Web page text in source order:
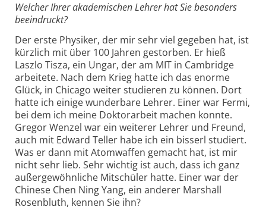
Welcher Ihrer akademischen Lehrer hat Sie besonders
be­eindruckt?
Der erste Physiker, der mir sehr viel gegeben hat, ist
kürzlich mit über 100 Jahren gestorben. Er hieß
Laszlo Tisza, ein Ungar, der am MIT in Cambridge
arbeitete. Nach dem Krieg hatte ich das enorme
Glück, in Chicago weiter studieren zu können. Dort
hatte ich einige wunderbare Lehrer. Einer war Fermi,
bei dem ich meine Doktorarbeit machen konnte.
Gregor Wenzel war ein weiterer Lehrer und Freund,
auch mit Edward Teller habe ich ein bisserl studiert.
Was er dann mit Atomwaffen gemacht hat, ist mir
nicht sehr lieb. Sehr wichtig ist auch, dass ich ganz
außergewöhnliche Mitschüler hatte. Einer war der
Chinese Chen Ning Yang, ein anderer Marshall
Rosenbluth, kennen Sie ihn?